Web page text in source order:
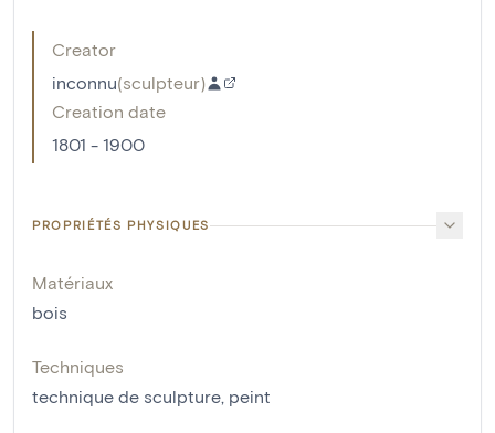
Creator
inconnu(sculpteur)
Creation date
1801 - 1900
PROPRIÉTÉS PHYSIQUES
Matériaux
bois
Techniques
technique de sculpture, peint